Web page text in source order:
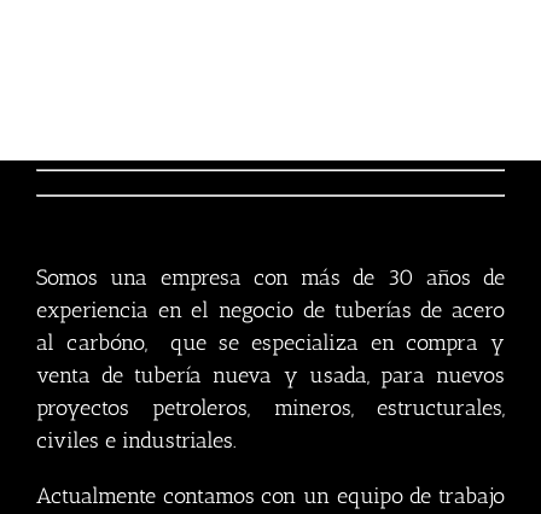
Somos una empresa con más de 30 años de
experiencia en el negocio de tuberías de acero
al carbóno, que se especializa en compra y
venta de tubería nueva y usada, para nuevos
proyectos petroleros, mineros, estructurales,
civiles e industriales.
Actualmente contamos con un equipo de trabajo